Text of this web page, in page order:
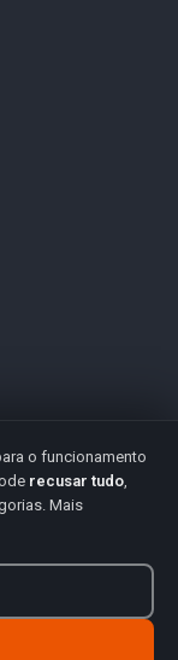
o funcionamento
recusar tudo,
Mais